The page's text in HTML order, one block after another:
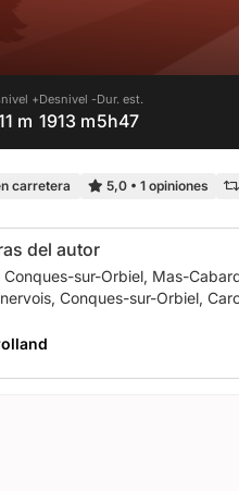
+
m
Desnivel -
1913 m
Dur. est.
5h47
carretera 5,0 • 1 opiniones
del autor
Conques-sur-Orbiel, Mas-